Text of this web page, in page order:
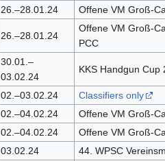
26.–28.01.24
Offene VM Groß-
26.–28.01.24
Offene VM Groß-
PCC
30.01.–
03.02.24
KKS Handgun Cup
02.–03.02.24
Classifiers only
02.–04.02.24
Offene VM Groß-
02.–04.02.24
Offene VM Groß-
03.02.24
44. WPSC